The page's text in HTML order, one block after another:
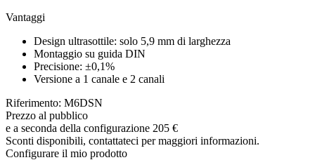
Vantaggi
Design ultrasottile: solo 5,9 mm di larghezza
Montaggio su guida DIN
Precisione: ±0,1%
Versione a 1 canale e 2 canali
Riferimento: M6DSN
Prezzo al pubblico
e a seconda della configurazione 205 €
Sconti disponibili, contattateci per maggiori informazioni.
Configurare il mio prodotto